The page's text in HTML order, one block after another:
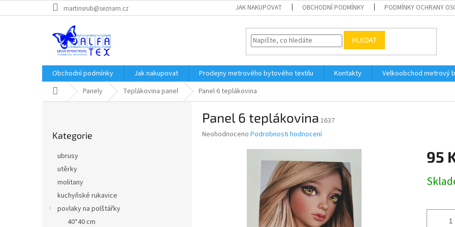
na
martinsrub@seznam.cz JAK NAKUPOVAT OBCHODNÍ PODMÍNKY PODMÍNKY OCHRANY
HLEDAT
Obchodní podmínky Jak nakupovat Prodejny metrového bytového textilu Kontakty Velkoobchod metrový
Domů Panely Teplákovina panel Panel 6 teplákovina
kategorie
Kategorie
ubrusy
utěrky
molitany
kuchyňské rukavice
povlaky na polštářky
40*40 cm
Panel 6 teplákovina 1637
Průměrné
Neohodnoceno Podrobnosti hodnocení
95
cena: